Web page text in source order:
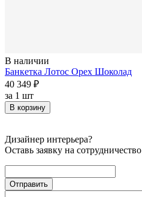
В наличии
Банкетка Лотос Орех Шоколад
40 349 ₽
за 1 шт
В корзину
Дизайнер интерьера?
Оставь заявку на сотрудничество